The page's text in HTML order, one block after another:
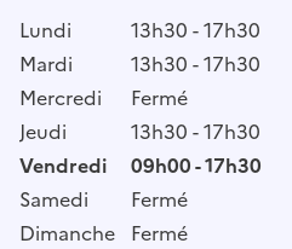
Lundi
13h30 - 17h30
Mardi
13h30 - 17h30
Mercredi
Fermé
Jeudi
13h30 - 17h30
Vendredi
09h00 - 17h30
Samedi
Fermé
Dimanche Fermé